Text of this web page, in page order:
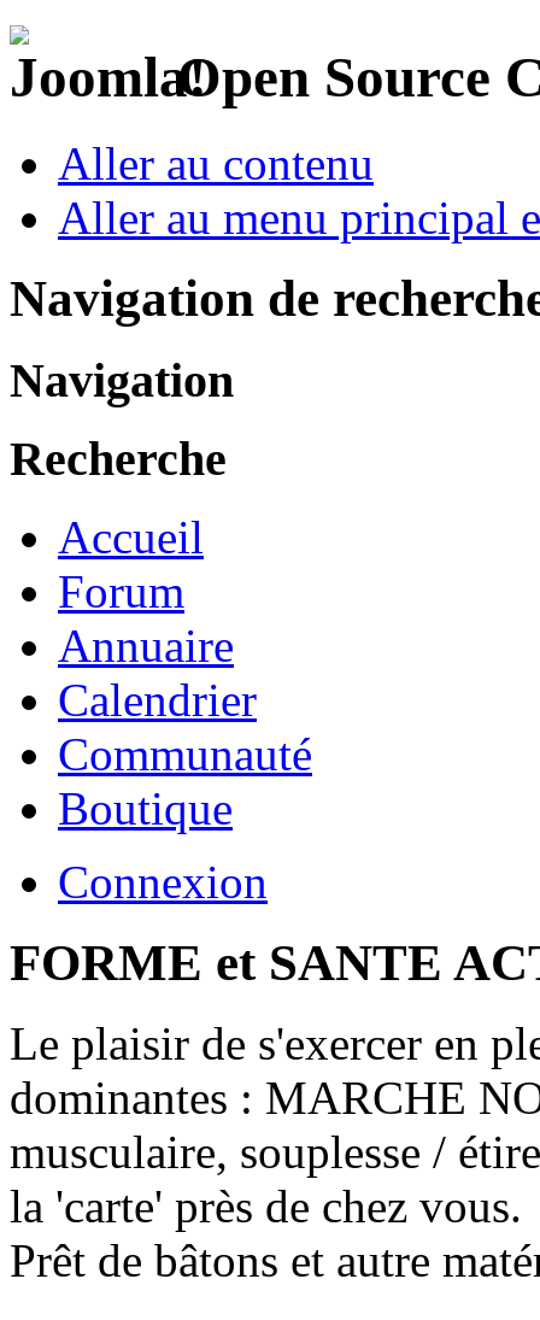
Open Source
Aller au contenu
Aller au menu principal
Navigation de
Navigation
Recherche
Accueil
Forum
Annuaire
Calendrier
Communauté
Boutique
Connexion
FORME et SANTE
Le plaisir de s'exercer en
dominantes : MARCHE
musculaire, souplesse /
la 'carte' près de chez vous.
Prêt de bâtons et autre